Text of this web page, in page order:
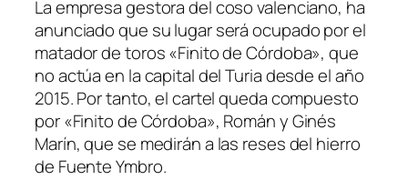
La empresa gestora del coso valenciano, ha
anunciado que su lugar será ocupado por el
matador de toros «Finito de Córdoba», que
no actúa en la capital del Turia desde el año
2015. Por tanto, el cartel queda compuesto
por «Finito de Córdoba», Román y Ginés
Marín, que se medirán a las reses del hierro
de Fuente Ymbro.